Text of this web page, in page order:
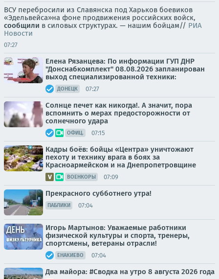
ВСУ перебросили из Славянска под Харьков боевиков
«Эдельвейса»на фоне продвижения российских войск,
сообщили в силовых структурах. — нашим бойцам// РИА
Новости
07:27
Елена Рязанцева: По информации ГУП ДНР
"Донснабкомплект" 08.08.2026 запланирован
выход специализированной техники:
ДОНЕЦК 07:27
Солнце печет как никогда!. А значит, пора
вспомнить о мерах предосторожности от
солнечного удара
ОФИЦ. 07:15
Кадры боёв: бойцы «Центра» уничтожают
пехоту и технику врага в боях за
Красноармейском и на Днепропетровщине
ВОЕНКОРЫ 07:09
Прекрасного субботнего утра!
ПАБЛИКИ 07:04
Игорь Мартынов: Уважаемые работники
физической культуры и спорта, тренеры,
спортсмены, ветераны отрасли!
ЕНАКИЕВО 07:04
Два майора: #Сводка на утро 8 августа 2026 года